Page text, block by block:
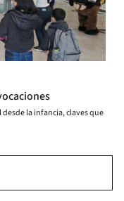
la infancia, claves que